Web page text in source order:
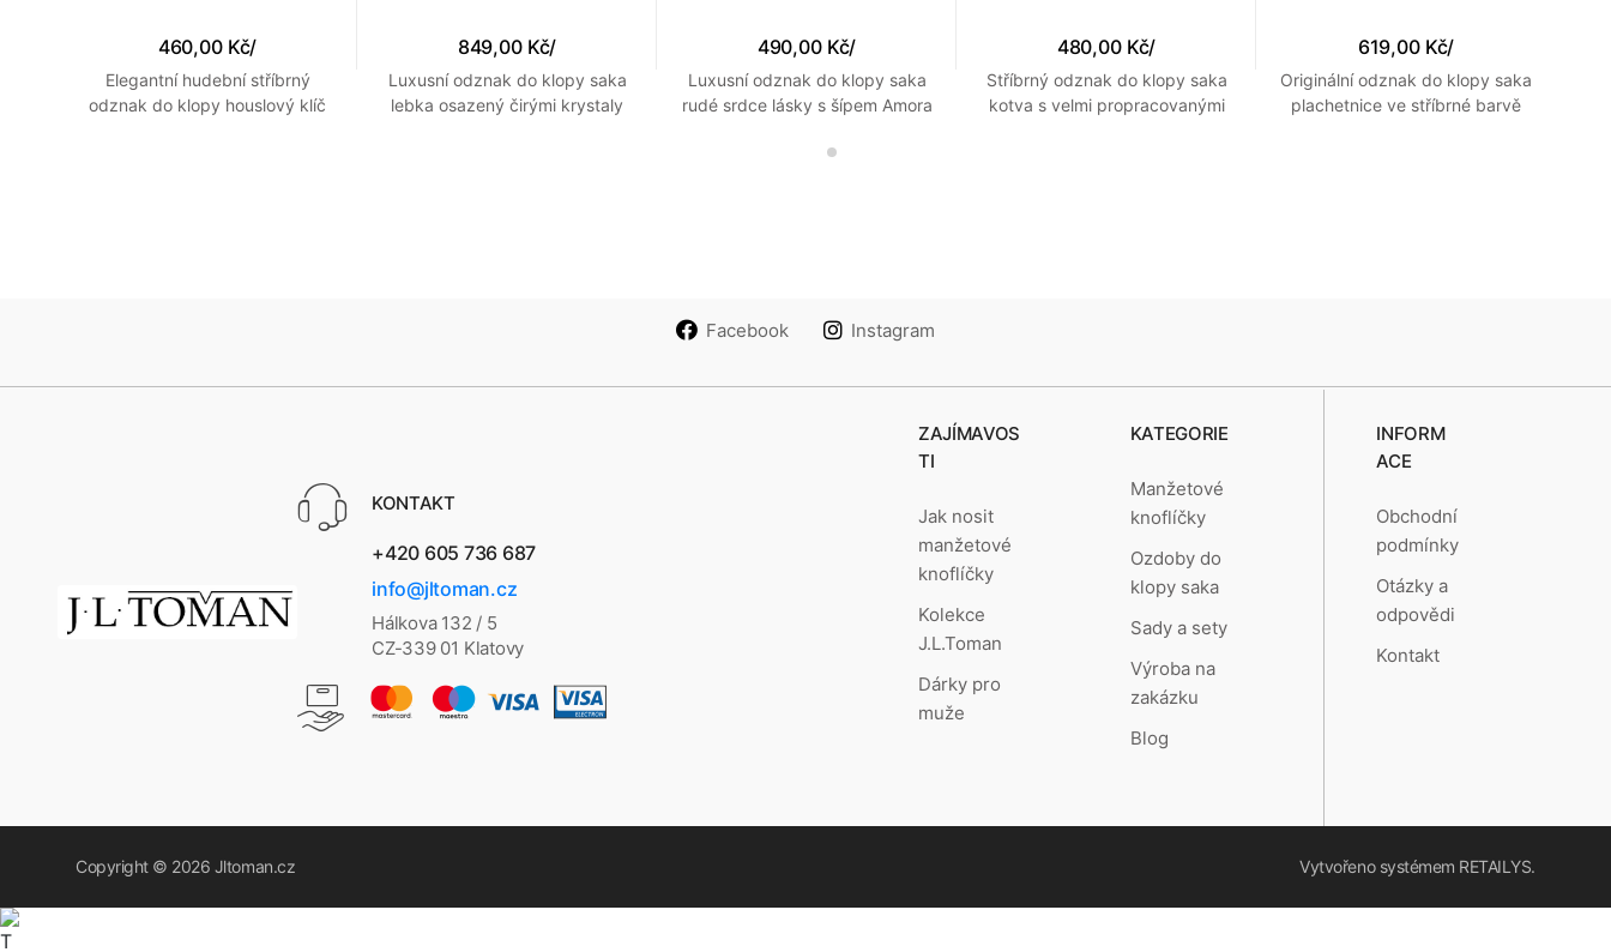
460,00 Kč/
Elegantní hudební stříbrný
odznak do klopy houslový klíč
849,00 Kč/
Luxusní odznak do klopy saka
lebka osazený čirými krystaly
490,00 Kč/
Luxusní odznak do klopy saka
rudé srdce lásky s šípem Amora
480,00 Kč/
Stříbrný odznak do klopy saka
kotva s velmi propracovanými
619,00 Kč/
Originální odznak do klopy saka
plachetnice ve stříbrné barvě
Facebook Instagram
KONTAKT
+420 605 736 687
info@jltoman.cz
Hálkova 132 / 5
CZ-339 01 Klatovy
ZAJÍMAVOS
TI
Jak nosit
manžetové
knoflíčky
Kolekce
J.L.Toman
Dárky pro
muže
KATEGORIE
Manžetové
knoflíčky
Ozdoby do
klopy saka
Sady a sety
Výroba na
zakázku
Blog
INFORM
ACE
Obchodní
podmínky
Otázky a
odpovědi
Kontakt
Copyright © 2026 Jltoman.cz Vytvořeno systémem RETAILYS.